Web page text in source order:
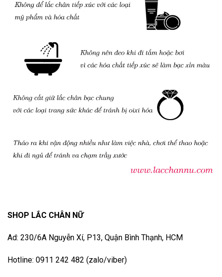
SHOP LẮC CHÂN NỮ
Ad: 230/6A Nguyễn Xí, P13, Quận Bình Thạnh, HCM
Hotline: 0911 242 482 (zalo/viber)